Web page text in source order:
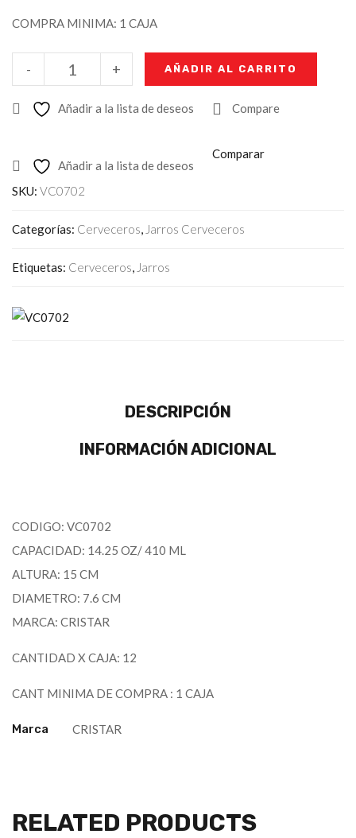
COMPRA MINIMA: 1 CAJA
+
- AÑADIR AL CARRITO
Añadir a la lista de deseos Compare
Añadir a la lista de deseos
Comparar
SKU: VC0702
Categorías: Cerveceros, Jarros Cerveceros
Etiquetas: Cerveceros, Jarros
DESCRIPCIÓN
INFORMACIÓN ADICIONAL
CODIGO: VC0702
CAPACIDAD: 14.25 OZ/ 410 ML
ALTURA: 15 CM
DIAMETRO: 7.6 CM
MARCA: CRISTAR
CANTIDAD X CAJA: 12
CANT MINIMA DE COMPRA : 1 CAJA
Marca CRISTAR
RELATED PRODUCTS